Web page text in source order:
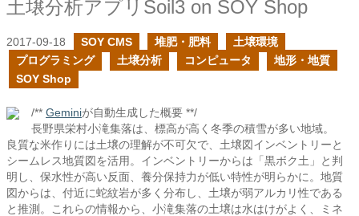
土壌分析アプリSoil3 on SOY Shop
2017-09-18 SOY CMS 堆肥・肥料
土壌環境
プログラミング
土壌分析 コンピュータ
地形・地質
SOY Shop
/** Geminiが自動生成した概要 **/
長野県栄村小滝集落は、標高が高く冬季の積雪が多い地域。
良質な米作りには土壌の理解が不可欠で、土壌図インベントリーと
シームレス地質図を活用。インベントリーからは「黒ボク土」と判
明し、保水性が高い反面、養分保持力が低い特性が明らかに。地質
図からは、付近に蛇紋岩が多く分布し、土壌が弱アルカリ性である
と推測。これらの情報から、小滝集落の土壌は水はけがよく、ミネ